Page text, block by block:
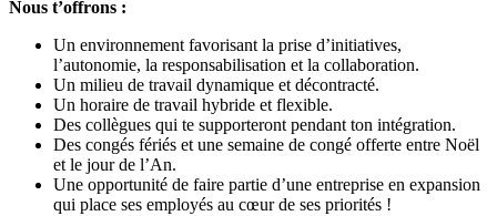
Nous t’offrons :
Un environnement favorisant la prise d’initiatives,
l’autonomie, la responsabilisation et la collaboration.
Un milieu de travail dynamique et décontracté.
Un horaire de travail hybride et flexible.
Des collègues qui te supporteront pendant ton intégration.
Des congés fériés et une semaine de congé offerte entre Noël
et le jour de l’An.
Une opportunité de faire partie d’une entreprise en expansion
qui place ses employés au cœur de ses priorités !